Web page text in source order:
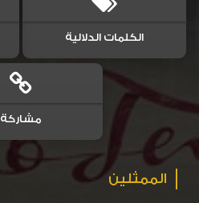
الكلمات الدلالية
مشاركة
الممثلين